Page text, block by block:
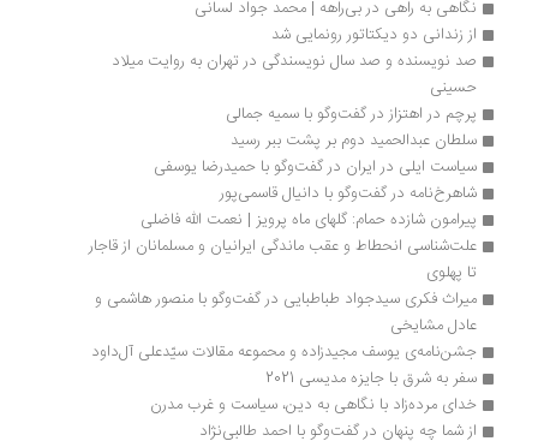
نگاهی به راهی در بی‌راهه | محمد جواد لسانی
از زندانی دو دیکتاتور رونمایی شد
صد نویسنده و صد سال نویسندگی در تهران به روایت میلاد
حسینی
پرچم در اهتزاز در گفت‌وگو با سمیه جمالی
سلطان عبدالحمید دوم بر پشت ببر رسید
سیاست ایلی در ایران در گفت‌وگو با حمیدرضا یوسفی
شاهرخ‌نامه در گفت‌وگو با دانیال قاسمی‌پور
پیرامون شازده حمام: گلهای ماه پرویز | نعمت الله فاضلی
علت‌شناسی انحطاط و عقب ماندگی ایرانیان و مسلمانان از قاجار
تا پهلوی
میراث فکری سید‌جواد طباطبایی در گفت‌وگو با منصور هاشمی و
عادل مشایخی
جشن‌نامه‌ی یوسف مجیدزاده و محموعه مقالات سیّدعلی ‎آل‌داود
سفر به شرق با جایزه مدیسی 2021
خدای مرده‌زاد با نگاهی به دین، سیاست و غرب مدرن
از شما چه پنهان در گفت‌وگو با احمد طالبی‌نژاد